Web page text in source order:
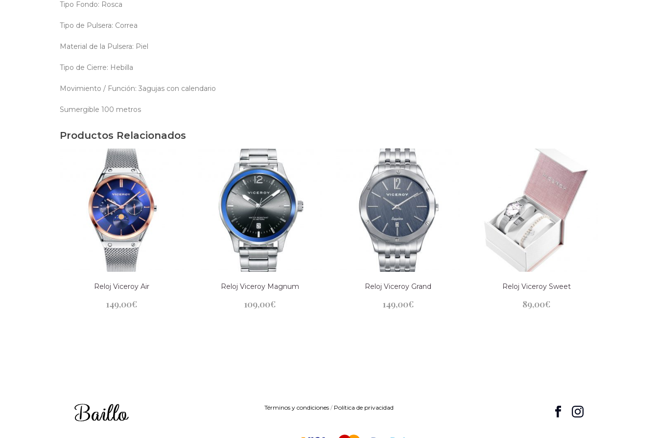
Tipo Fondo: Rosca
Tipo de Pulsera: Correa
Material de la Pulsera: Piel
Tipo de Cierre: Hebilla
Movimiento / Función: 3agujas con calendario
Sumergible 100 metros
Productos Relacionados
Reloj Viceroy Air
149,00€
Reloj Viceroy Magnum
109,00€
Reloj Viceroy Grand
149,00€
Reloj Viceroy Sweet
89,00€
Términos y condiciones/ Política de privacidad